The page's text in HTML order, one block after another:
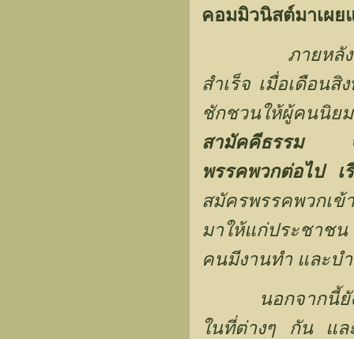
คอมมิวนิสต์มาเผย
ภายหลังที่ ร้อ
สำเร็จ เมื่อเดือ
ชักชวนให้ผู้คนนิย
สามัคคีธรรมจัดแ
พรรคพวกต่อไป
เ
สมัครพรรคพวกเ
มาให้แก่ประชาชน
คนมีงานทำ และบ
นอกจากนี้ยังได้
ในที่ต่างๆ กัน แล